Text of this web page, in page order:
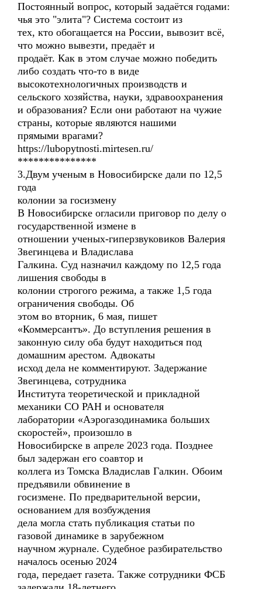
Постоянный вопрос, который задаётся годами:
чья это "элита"? Система состоит из
тех, кто обогащается на России, вывозит всё,
что можно вывезти, предаёт и
продаёт. Как в этом случае можно победить
либо создать что-то в виде
высокотехнологичных производств и
сельского хозяйства, науки, здравоохранения
и образования? Если они работают на чужие
страны, которые являются нашими
прямыми врагами?
https://lubopytnosti.mirtesen.ru/
***************
3.Двум ученым в Новосибирске дали по 12,5
года
колонии за госизмену
В Новосибирске огласили приговор по делу о
государственной измене в
отношении ученых-гиперзвуковиков Валерия
Звегинцева и Владислава
Галкина. Суд назначил каждому по 12,5 года
лишения свободы в
колонии строгого режима, а также 1,5 года
ограничения свободы. Об
этом во вторник, 6 мая, пишет
«Коммерсантъ». До вступления решения в
законную силу оба будут находиться под
домашним арестом. Адвокаты
исход дела не комментируют. Задержание
Звегинцева, сотрудника
Института теоретической и прикладной
механики СО РАН и основателя
лаборатории «Аэрогазодинамика больших
скоростей», произошло в
Новосибирске в апреле 2023 года. Позднее
был задержан его соавтор и
коллега из Томска Владислав Галкин. Обоим
предъявили обвинение в
госизмене. По предварительной версии,
основанием для возбуждения
дела могла стать публикация статьи по
газовой динамике в зарубежном
научном журнале. Судебное разбирательство
началось осенью 2024
года, передает газета. Также сотрудники ФСБ